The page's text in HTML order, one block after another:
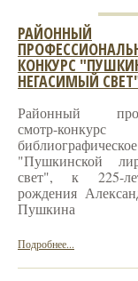
РАЙОННЫЙ
КОНКУРС
НЕГАСИМЫЙ
Районный
смотр-
"Пушкинской
свет", к 225-
рождения
Пушкина
Подробнее...